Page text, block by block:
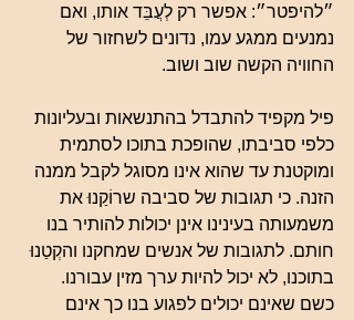
״להיפטר״: אפשר רק לְעֲבֵּד אותו, ואם
נמנעים ממגע עמו, נדונים לשחזור של
החוויה הקשה שוב ושוב.
פיל מקפיד להתבדל בהתנשאות ובעליונות
כלפי סביבתו, שהופכת בתוכו לסתמית
ומוקטנת עד שהוא אינו מסוגל לקבל ממנה
הזנה. כי תגובות של סביבה שרוֹקַנוּ את
משמעותה בעינינו אינן יכולות להותיר בנו
חותם. לתגובות של אנשים שמחקנו והקְטַנוּ
בתוכנו, לא יכול להיות ערך מזין עבורנו.
כשם שאינם יכולים לפגוע בנו כך אינם